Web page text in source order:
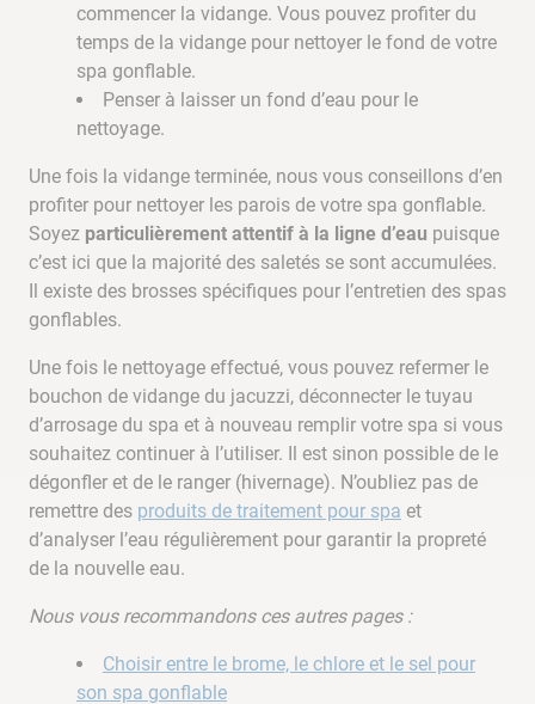
commencer la vidange. Vous pouvez profiter du
temps de la vidange pour nettoyer le fond de votre
spa gonflable.
Penser à laisser un fond d’eau pour le
nettoyage.
Une fois la vidange terminée, nous vous conseillons d’en
profiter pour nettoyer les parois de votre spa gonflable.
Soyez particulièrement attentif à la ligne d’eau puisque
c’est ici que la majorité des saletés se sont accumulées.
Il existe des brosses spécifiques pour l’entretien des spas
gonflables.
Une fois le nettoyage effectué, vous pouvez refermer le
bouchon de vidange du jacuzzi, déconnecter le tuyau
d’arrosage du spa et à nouveau remplir votre spa si vous
souhaitez continuer à l’utiliser. Il est sinon possible de le
dégonfler et de le ranger (hivernage). N’oubliez pas de
remettre des produits de traitement pour spa et
d’analyser l’eau régulièrement pour garantir la propreté
de la nouvelle eau.
Nous vous recommandons ces autres pages :
Choisir entre le brome, le chlore et le sel pour
son spa gonflable